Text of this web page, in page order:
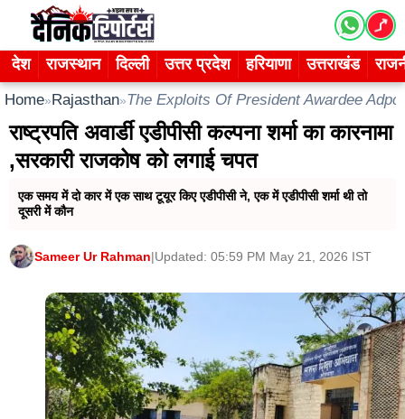
content
देश राजस्थान दिल्ली उत्तर प्रदेश हरियाणा उत्तराखंड
Home»Rajasthan»The Exploits Of President Awardee
राष्ट्रपति अवार्डी एडीपीसी कल्पना शर्मा का कारनामा
,सरकारी राजकोष को लगाई चपत
एक समय में दो कार में एक साथ टूयूर किए एडीपीसी ने, एक में एडीपीसी शर्मा थी तो
दूसरी में कौन
Sameer Ur Rahman|Updated: 05:59 PM May 21, 2026 IST